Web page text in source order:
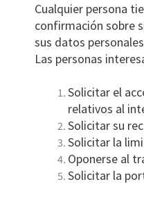
Cualquier persona
confirmación sobre
sus datos
Las personas
Solicitar el
relativos al
Solicitar su
Solicitar la
Oponerse al
Solicitar la